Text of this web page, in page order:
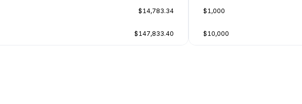
$14,783.34
$147,833.40
$1,000
$10,000